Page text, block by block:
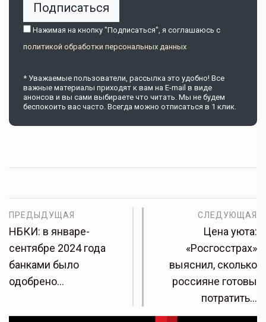
Подписаться
Нажимая на кнопку "Подписаться", я соглашаюсь c
политикой обработки персональных данных
* Уважаемые пользователи, рассылка это удобно! Все
важные материалы приходят к вам на E-mail в виде
анонсов и вы сами выбираете что читать. Мы не будем
беспокоить вас часто. Всегда можно отписаться в 1 клик.
ПРЕДЫДУЩАЯ
НБКИ: в январе-
сентябре 2024 года
банками было
одобрено…
СЛЕДУЮЩАЯ
Цена уюта:
«Росгосстрах»
выяснил, сколько
россияне готовы
потратить…